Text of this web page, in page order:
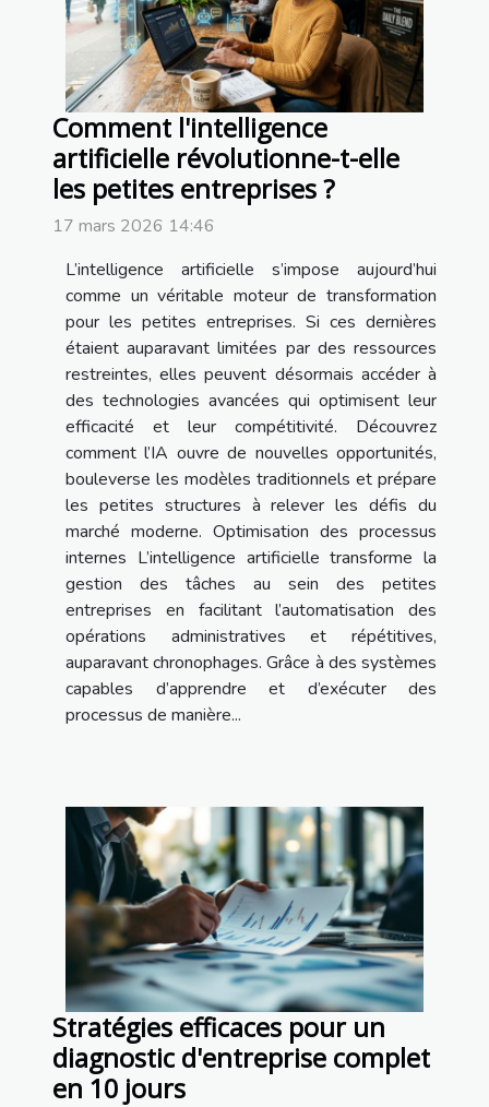
Comment l'intelligence
artificielle révolutionne-t-elle
les petites entreprises ?
17 mars 2026 14:46
L’intelligence artificielle s’impose aujourd’hui
comme un véritable moteur de transformation
pour les petites entreprises. Si ces dernières
étaient auparavant limitées par des ressources
restreintes, elles peuvent désormais accéder à
des technologies avancées qui optimisent leur
efficacité et leur compétitivité. Découvrez
comment l’IA ouvre de nouvelles opportunités,
bouleverse les modèles traditionnels et prépare
les petites structures à relever les défis du
marché moderne. Optimisation des processus
internes L’intelligence artificielle transforme la
gestion des tâches au sein des petites
entreprises en facilitant l’automatisation des
opérations administratives et répétitives,
auparavant chronophages. Grâce à des systèmes
capables d’apprendre et d’exécuter des
processus de manière...
Stratégies efficaces pour un
diagnostic d'entreprise complet
en 10 jours